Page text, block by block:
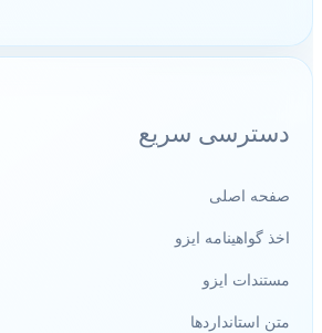
دسترسی سریع
صفحه اصلی
اخذ گواهینامه ایزو
مستندات ایزو
متن استانداردها